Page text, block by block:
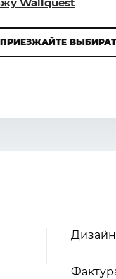
ПРИЕЗЖАЙТЕ